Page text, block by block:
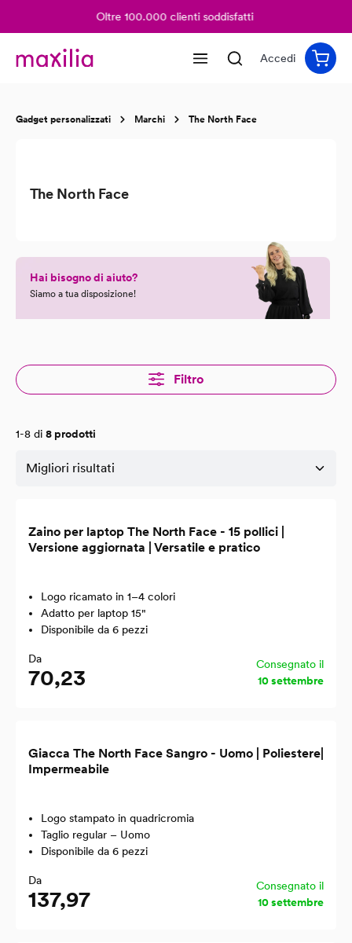
Oltre 100.000 clienti soddisfatti
Accedi
Gadget personalizzati Marchi The North Face
The North Face
Hai bisogno di aiuto?
Siamo a tua disposizione!
Filtro
1-8 di 8 prodotti
Zaino per laptop The North Face - 15 pollici |
Versione aggiornata | Versatile e pratico
Logo ricamato in 1–4 colori
Adatto per laptop 15"
Disponibile da 6 pezzi
Da
70,23
Consegnato il
10 settembre
Giacca The North Face Sangro - Uomo | Poliestere|
Impermeabile
Logo stampato in quadricromia
Taglio regular – Uomo
Disponibile da 6 pezzi
Da
137,97
Consegnato il
10 settembre